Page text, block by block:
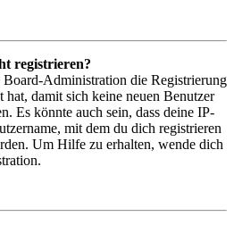
registrieren?
Board-Administration die Registrierung
hat, damit sich keine neuen Benutzer
Es könnte auch sein, dass deine IP-
mit dem du dich registrieren
Um Hilfe zu erhalten, wende dich